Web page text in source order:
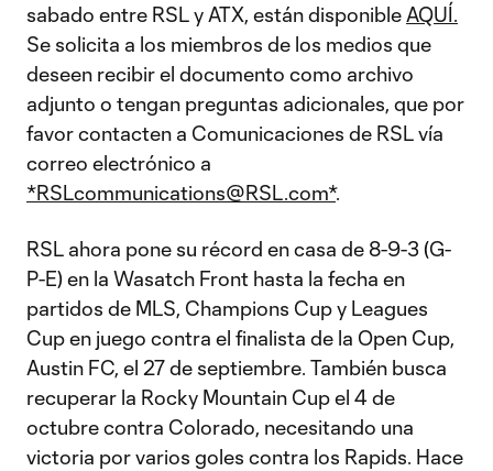
sabado entre RSL y ATX, están disponible AQUÍ.
Se solicita a los miembros de los medios que
deseen recibir el documento como archivo
adjunto o tengan preguntas adicionales, que por
favor contacten a Comunicaciones de RSL vía
correo electrónico a
*RSLcommunications@RSL.com*.
RSL ahora pone su récord en casa de 8-9-3 (G-
P-E) en la Wasatch Front hasta la fecha en
partidos de MLS, Champions Cup y Leagues
Cup en juego contra el finalista de la Open Cup,
Austin FC, el 27 de septiembre. También busca
recuperar la Rocky Mountain Cup el 4 de
octubre contra Colorado, necesitando una
victoria por varios goles contra los Rapids. Hace